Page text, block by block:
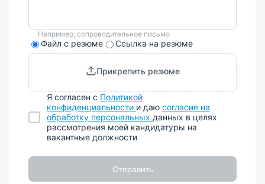
Например, сопроводительное письмо
Файл с резюме Ссылка на резюме
Прикрепить резюме
Я согласен с Политикой
конфиденциальности и даю согласие на
обработку персональных данных в целях
рассмотрения моей кандидатуры на
вакантные должности
Отправить